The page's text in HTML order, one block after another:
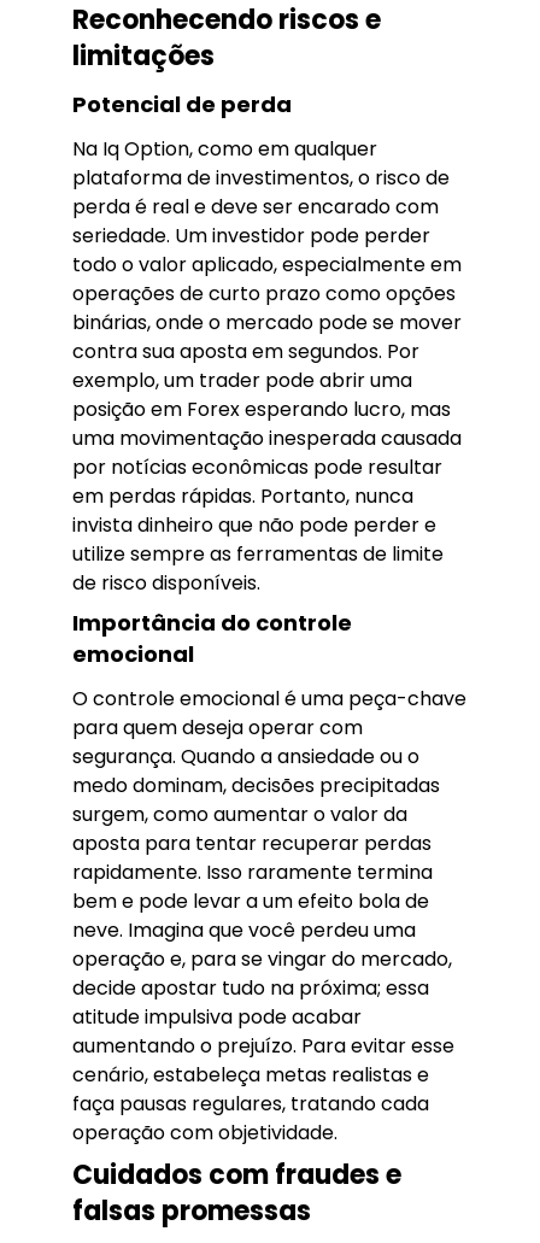
Reconhecendo riscos e
limitações
Potencial de perda
Na Iq Option, como em qualquer
plataforma de investimentos, o risco de
perda é real e deve ser encarado com
seriedade. Um investidor pode perder
todo o valor aplicado, especialmente em
operações de curto prazo como opções
binárias, onde o mercado pode se mover
contra sua aposta em segundos. Por
exemplo, um trader pode abrir uma
posição em Forex esperando lucro, mas
uma movimentação inesperada causada
por notícias econômicas pode resultar
em perdas rápidas. Portanto, nunca
invista dinheiro que não pode perder e
utilize sempre as ferramentas de limite
de risco disponíveis.
Importância do controle
emocional
O controle emocional é uma peça-chave
para quem deseja operar com
segurança. Quando a ansiedade ou o
medo dominam, decisões precipitadas
surgem, como aumentar o valor da
aposta para tentar recuperar perdas
rapidamente. Isso raramente termina
bem e pode levar a um efeito bola de
neve. Imagina que você perdeu uma
operação e, para se vingar do mercado,
decide apostar tudo na próxima; essa
atitude impulsiva pode acabar
aumentando o prejuízo. Para evitar esse
cenário, estabeleça metas realistas e
faça pausas regulares, tratando cada
operação com objetividade.
Cuidados com fraudes e
falsas promessas